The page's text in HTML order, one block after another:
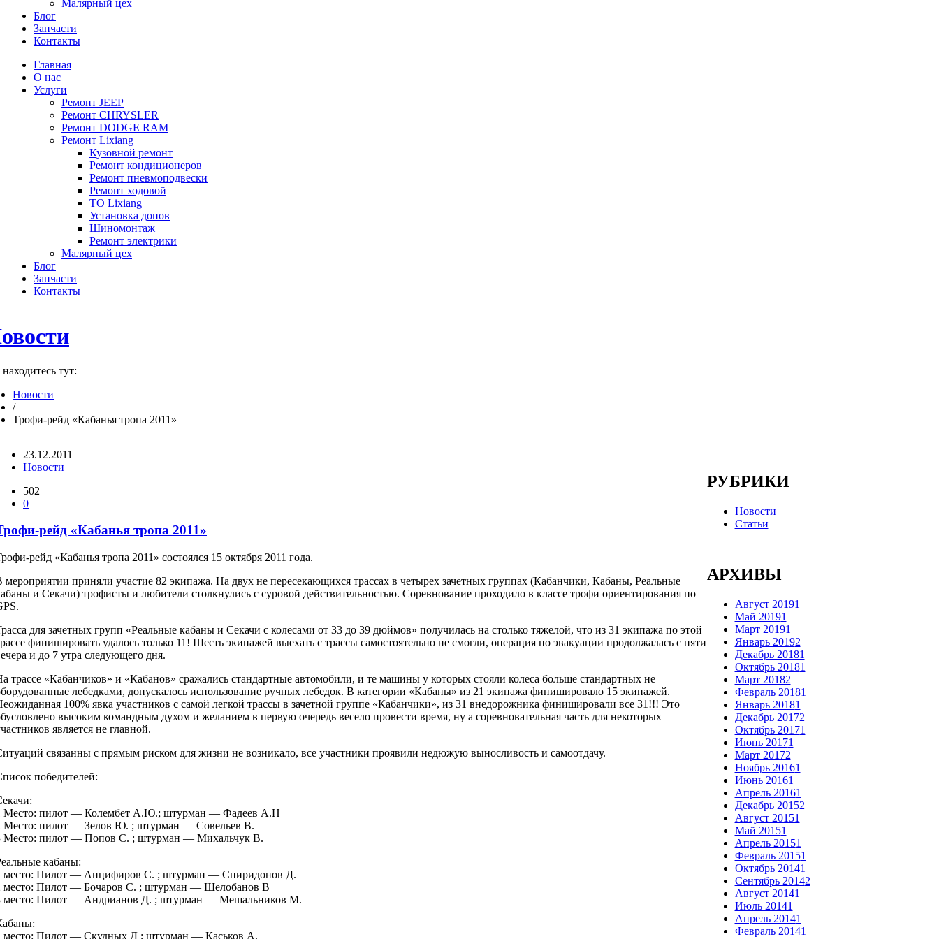
Малярный цех
Блог
Запчасти
Контакты
Главная
О нас
Услуги
Ремонт JEEP
Ремонт CHRYSLER
Ремонт DODGE RAM
Ремонт Lixiang
Кузовной ремонт
Ремонт кондиционеров
Ремонт пневмоподвески
Ремонт ходовой
ТО Lixiang
Установка допов
Шиномонтаж
Ремонт электрики
Малярный цех
Блог
Запчасти
Контакты
тут:
Новости
/
Трофи-рейд «Кабанья тропа 2011»
23.12.2011
Новости
502
0
рейд «Кабанья тропа 2011»
рейд «Кабанья тропа 2011» состоялся 15 октября 2011 года.
мероприятии приняли участие 82 экипажа. На двух не пересекающихся трассах в четырех зачетных группах (Кабанчики, Кабаны, Реальные
и Секачи) трофисты и любители столкнулись с суровой действительностью. Соревнование проходило в классе трофи ориентирования по
для зачетных групп «Реальные кабаны и Секачи с колесами от 33 до 39 дюймов» получилась на столько тяжелой, что из 31 экипажа по этой
финишировать удалось только 11! Шесть экипажей выехать с трассы самостоятельно не смогли, операция по эвакуации продолжалась с пяти
и до 7 утра следующего дня.
трассе «Кабанчиков» и «Кабанов» сражались стандартные автомобили, и те машины у которых стояли колеса больше стандартных не
лебедками, допускалось использование ручных лебедок. В категории «Кабаны» из 21 экипажа финишировало 15 экипажей.
100% явка участников с самой легкой трассы в зачетной группе «Кабанчики», из 31 внедорожника финишировали все 31!!! Это
высоким командным духом и желанием в первую очередь весело провести время, ну а соревновательная часть для некоторых
является не главной.
связанны с прямым риском для жизни не возникало, все участники проявили недюжую выносливость и самоотдачу.
победителей:
Место: пилот — Колембет А.Ю.; штурман — Фадеев А.Н
Место: пилот — Зелов Ю. ; штурман — Совельев В.
Место: пилот — Попов С. ; штурман — Михальчук В.
кабаны:
место: Пилот — Анцифиров С. ; штурман — Спиридонов Д.
место: Пилот — Бочаров С. ; штурман — Шелобанов В
место: Пилот — Андрианов Д. ; штурман — Мешальников М.
место: Пилот — Скудных Д ; штурман — Каськов А.
РУБРИКИ
Новости
Статьи
АРХИВЫ
Август 20191
Май 20191
Март 20191
Январь 20192
Декабрь 20181
Октябрь 20181
Март 20182
Февраль 20181
Январь 20181
Декабрь 20172
Октябрь 20171
Июнь 20171
Март 20172
Ноябрь 20161
Июнь 20161
Апрель 20161
Декабрь 20152
Август 20151
Май 20151
Апрель 20151
Февраль 20151
Октябрь 20141
Сентябрь 20142
Август 20141
Июль 20141
Апрель 20141
Февраль 20141